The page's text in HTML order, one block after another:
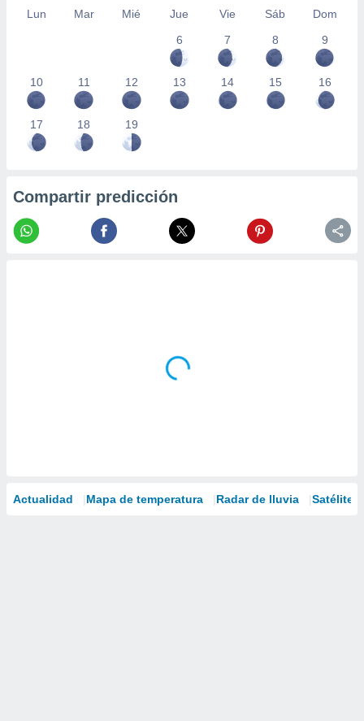
Lun Mar Mié Jue Vie Sáb
Dom
6
7 8 9
10 11 12 13 14 15 16
17 18 19
Compartir predicción
Actualidad Mapa de temperatura Radar de lluvia Satélites